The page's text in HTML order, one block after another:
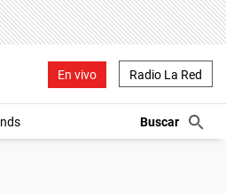
En vivo Radio La Red